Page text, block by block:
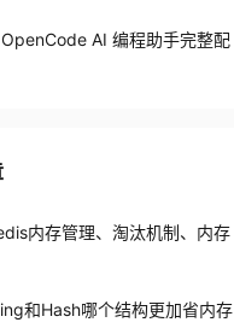
AI 编程助手完整配
内存管理、淘汰机制、内存
和Hash哪个结构更加省内存